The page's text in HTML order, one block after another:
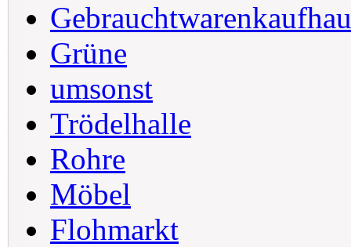
Grüne
umsonst
Trödelhalle
Rohre
Möbel
Flohmarkt